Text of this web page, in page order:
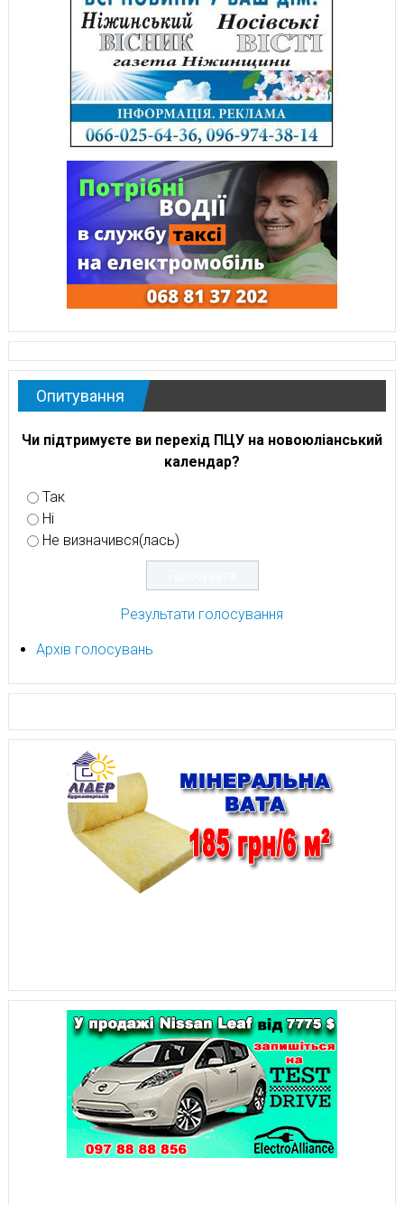
Опитування
Чи підтримуєте ви перехід ПЦУ на новоюліанський
календар?
Так
Ні
Не визначився(лась)
Результати голосування
Архів голосувань